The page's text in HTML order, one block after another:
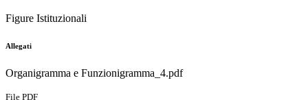
Figure Istituzionali
Allegati
Organigramma e Funzionigramma_4.pdf
File PDF